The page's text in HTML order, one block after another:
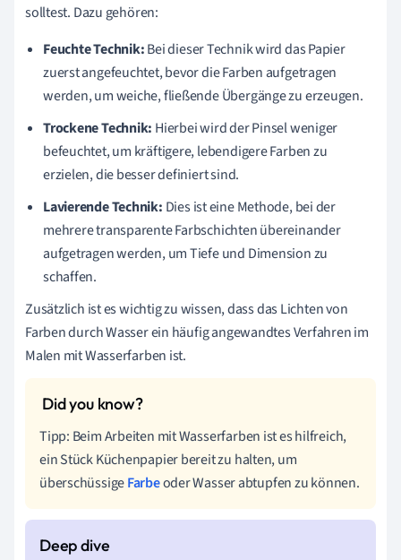
solltest. Dazu gehören:
Feuchte Technik:Bei dieser Technik wird das Papier
zuerst angefeuchtet, bevor die Farben aufgetragen
werden, um weiche, fließende Übergänge zu erzeugen.
Trockene Technik: Hierbei wird der Pinsel weniger
befeuchtet, um kräftigere, lebendigere Farben zu
erzielen, die besser definiert sind.
Lavierende Technik: Dies ist eine Methode, bei der
mehrere transparente Farbschichten übereinander
aufgetragen werden, um Tiefe und Dimension zu
schaffen.
Zusätzlich ist es wichtig zu wissen, dass das Lichten von
Farben durch Wasser ein häufig angewandtes Verfahren im
Malen mit Wasserfarben ist.
Tipp: Beim Arbeiten mit Wasserfarben ist es hilfreich,
ein Stück Küchenpapier bereit zu halten, um
überschüssigeFarbeoder Wasser abtupfen zu können.